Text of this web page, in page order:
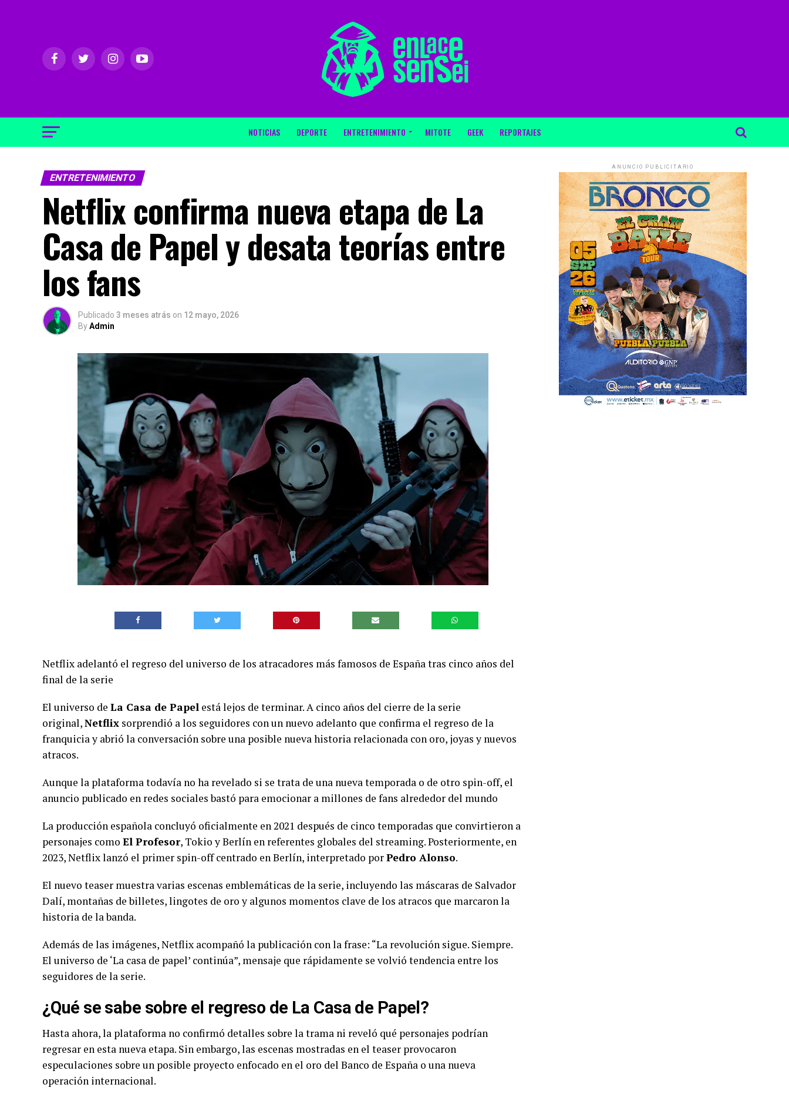
NOTICIAS DEPORTE ENTRETENIMIENTO MITOTE GEEK REPORTAJES
ENTRETENIMIENTO
Netflix confirma nueva etapa de La
Casa de Papel y desata teorías entre
los fans
Publicado 3 meses atrás on 12 mayo, 2026
ByAdmin
Netflix adelantó el regreso del universo de los atracadores más famosos de España tras cinco años del
final de la serie
El universo de La Casa de Papel está lejos de terminar. A cinco años del cierre de la serie
original,Netflix sorprendió a los seguidores con un nuevo adelanto que confirma el regreso de la
franquicia y abrió la conversación sobre una posible nueva historia relacionada con oro, joyas y nuevos
atracos.
Aunque la plataforma todavía no ha revelado si se trata de una nueva temporada o de otro spin-off, el
anuncio publicado en redes sociales bastó para emocionar a millones de fans alrededor del mundo
La producción española concluyó oficialmente en 2021 después de cinco temporadas que convirtieron a
personajes como El Profesor, Tokio y Berlín en referentes globales del streaming. Posteriormente, en
2023, Netflix lanzó el primer spin-off centrado en Berlín, interpretado porPedro Alonso.
El nuevo teaser muestra varias escenas emblemáticas de la serie, incluyendo las máscaras de Salvador
Dalí, montañas de billetes, lingotes de oro y algunos momentos clave de los atracos que marcaron la
historia de la banda.
Además de las imágenes, Netflix acompañó la publicación con la frase: “La revolución sigue. Siempre.
El universo de ‘La casa de papel’ continúa”, mensaje que rápidamente se volvió tendencia entre los
seguidores de la serie.
¿Qué se sabe sobre el regreso de La Casa de Papel?
Hasta ahora, la plataforma no confirmó detalles sobre la trama ni reveló qué personajes podrían
regresar en esta nueva etapa. Sin embargo, las escenas mostradas en el teaser provocaron
especulaciones sobre un posible proyecto enfocado en el oro del Banco de España o una nueva
operación internacional.
ANUNCIO PUBLICITARIO